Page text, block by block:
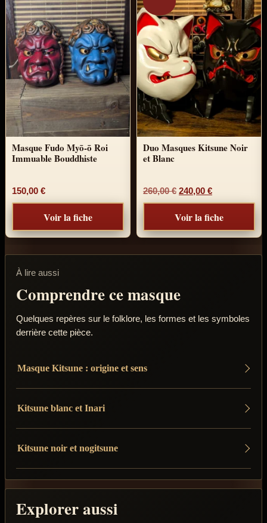
Masque Fudo Myō-ō Roi
Immuable Bouddhiste
150,00 €
Voir la fiche
Duo Masques Kitsune Noir
et Blanc
260,00€ Le prix initial était :
240,00 €Le prix
Voir la fiche
À lire aussi
Comprendre ce masque
Quelques repères sur le folklore, les formes et les symboles
derrière cette pièce.
Masque Kitsune : origine et sens
Kitsune blanc et Inari
Kitsune noir et nogitsune
Explorer aussi